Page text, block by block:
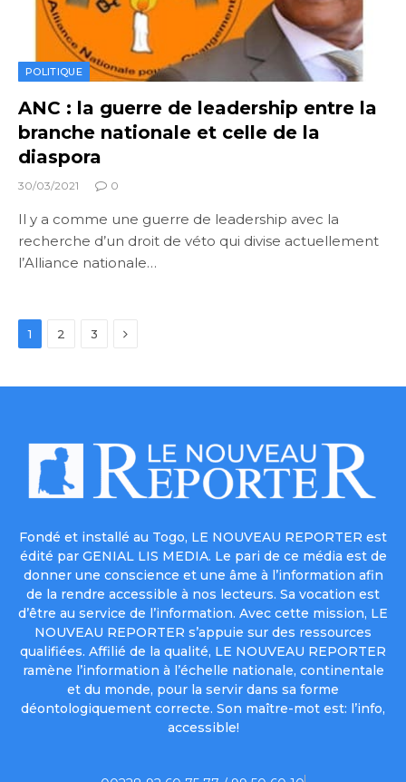
POLITIQUE
ANC : la guerre de leadership entre la
branche nationale et celle de la
diaspora
30/03/2021 0
Il y a comme une guerre de leadership avec la
recherche d’un droit de véto qui divise actuellement
l’Alliance nationale…
1 2 3 Next
Fondé et installé au Togo, LE NOUVEAU REPORTER est
édité par GENIAL LIS MEDIA. Le pari de ce média est de
donner une conscience et une âme à l’information afin
de la rendre accessible à nos lecteurs. Sa vocation est
d’être au service de l’information. Avec cette mission, LE
NOUVEAU REPORTER s’appuie sur des ressources
qualifiées. Affilié de la qualité, LE NOUVEAU REPORTER
ramène l’information à l’échelle nationale, continentale
et du monde, pour la servir dans sa forme
déontologiquement correcte. Son maître-mot est: l’info,
accessible!